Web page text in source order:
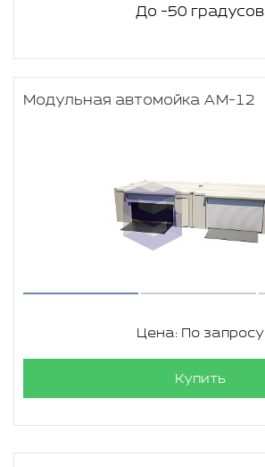
До -50 градусов
Модульная автомойка АМ-12
Цена: По запросу
Купить